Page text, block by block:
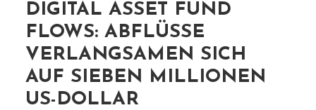
DIGITAL ASSET FUND
FLOWS: ABFLÜSSE
VERLANGSAMEN SICH
AUF SIEBEN MILLIONEN
US-DOLLAR